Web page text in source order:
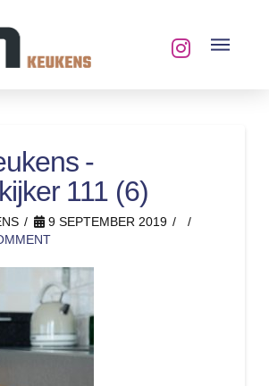
-
111 (6)
9 SEPTEMBER 2019